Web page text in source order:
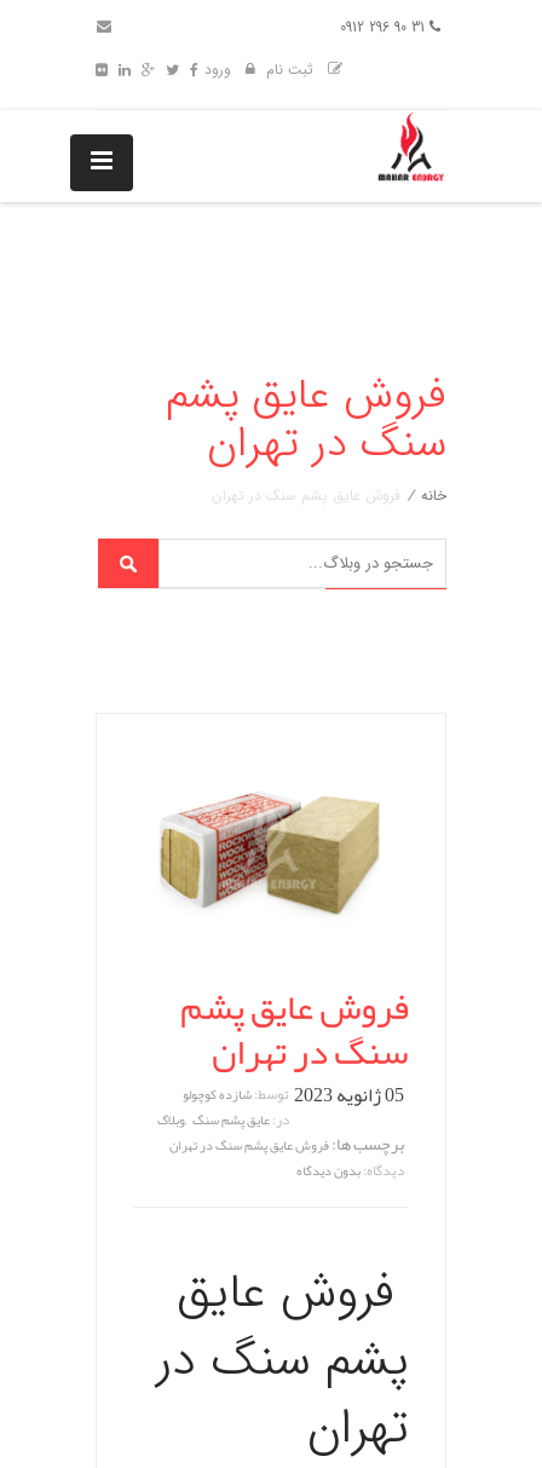
ثبت نام
ورود
فروش عایق پشم
سنگ در تهران
خانه / فروش عایق پشم سنگ در تهران
فروش عایق پشم
سنگ در تهران
05 ژانویه 2023 توسط:شازده کوچولو
در:عایق پشم سنگ ,وبلاگ
برچسب ها:فروش عایق پشم سنگ در تهران
دیدگاه:بدون دیدگاه
فروش عایق
پشم سنگ در
تهران